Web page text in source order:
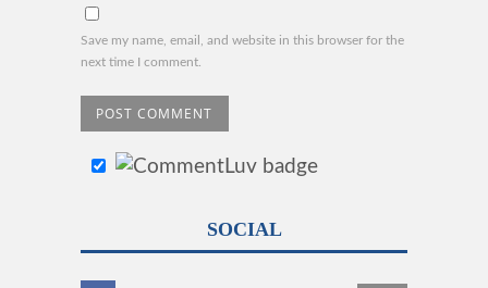
Save my name, email, and website in this browser for the
next time I comment.
SOCIAL